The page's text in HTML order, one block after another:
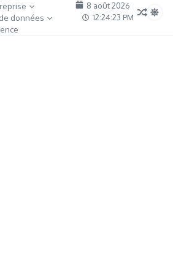
données
8 août 2026
12:24:24 PM